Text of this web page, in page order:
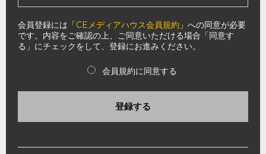
会員登録には「CEメディアハウス会員規約 」への同意が必要
です。内容をご確認の上、ご同意いただける場合「同意す
る」にチェックをして、登録にお進みください。
会員規約に同意する
登録する